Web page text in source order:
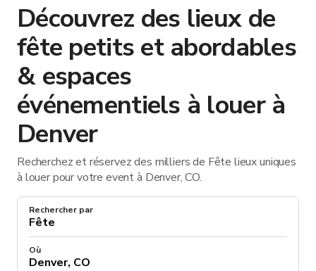
Découvrez des lieux de
fête petits et abordables
& espaces
événementiels à louer à
Denver
Recherchez et réservez des milliers de Fête lieux uniques
à louer pour votre event à Denver, CO.
Rechercher par
Où